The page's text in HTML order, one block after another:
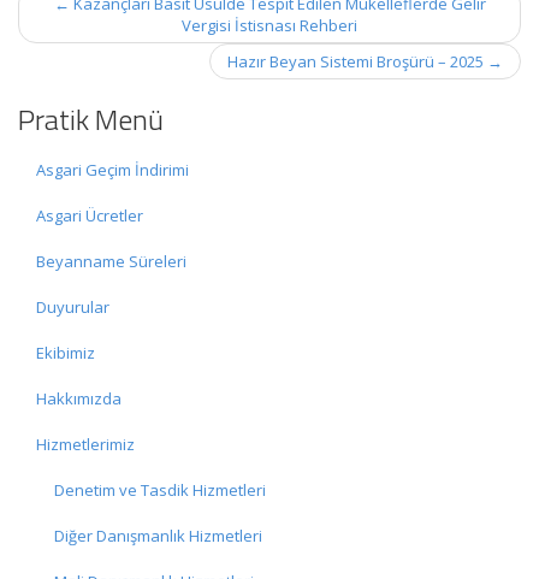
navigation
Vergisi İstisnası Rehberi
Hazır Beyan Sistemi Broşürü – 2025 →
Pratik Menü
Asgari Geçim İndirimi
Asgari Ücretler
Beyanname Süreleri
Duyurular
Ekibimiz
Hakkımızda
Hizmetlerimiz
Denetim ve Tasdik Hizmetleri
Diğer Danışmanlık Hizmetleri